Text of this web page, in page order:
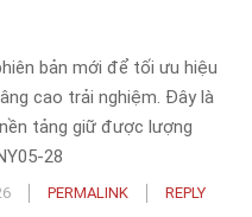
bản mới để tối ưu hiệu
cao trải nghiệm. Đây là
tảng giữ được lượng
28
PERMALINK REPLY